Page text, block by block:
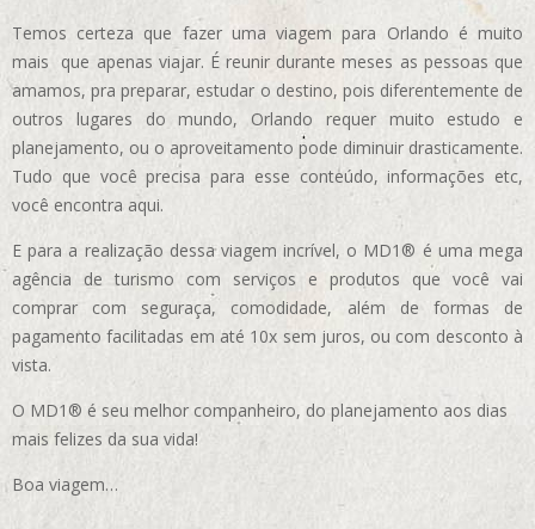
Temos certeza que fazer uma viagem para Orlando é muito
mais que apenas viajar. É reunir durante meses as pessoas que
amamos, pra preparar, estudar o destino, pois diferentemente de
outros lugares do mundo, Orlando requer muito estudo e
planejamento, ou o aproveitamento pode diminuir drasticamente.
Tudo que você precisa para esse conteúdo, informações etc,
você encontra aqui.
E para a realização dessa viagem incrível, o MD1® é uma mega
agência de turismo com serviços e produtos que você vai
comprar com seguraça, comodidade, além de formas de
pagamento facilitadas em até 10x sem juros, ou com desconto à
vista.
O MD1® é seu melhor companheiro, do planejamento aos dias
mais felizes da sua vida!
Boa viagem…